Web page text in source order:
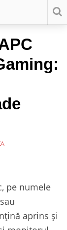
pe numele
aprins și